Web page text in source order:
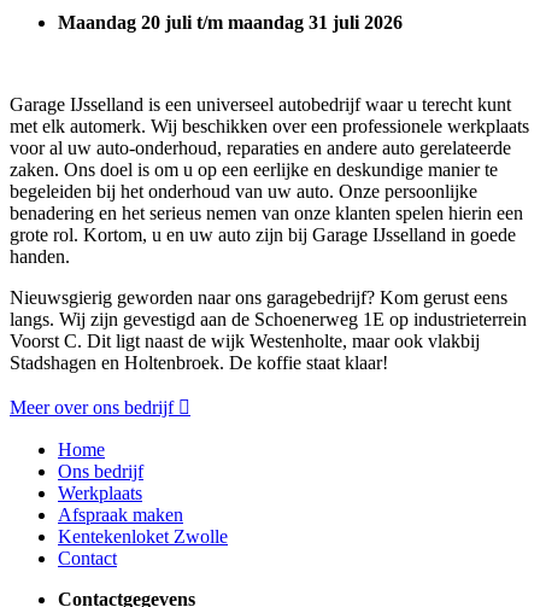
Maandag 20 juli t/m maandag 31 juli 2026
Garage IJsselland is een universeel autobedrijf waar u terecht kunt
met elk automerk. Wij beschikken over een professionele werkplaats
voor al uw auto-onderhoud, reparaties en andere auto gerelateerde
zaken. Ons doel is om u op een eerlijke en deskundige manier te
begeleiden bij het onderhoud van uw auto. Onze persoonlijke
benadering en het serieus nemen van onze klanten spelen hierin een
grote rol. Kortom, u en uw auto zijn bij Garage IJsselland in goede
handen.
Nieuwsgierig geworden naar ons garagebedrijf? Kom gerust eens
langs. Wij zijn gevestigd aan de Schoenerweg 1E op industrieterrein
Voorst C. Dit ligt naast de wijk Westenholte, maar ook vlakbij
Stadshagen en Holtenbroek. De koffie staat klaar!
Meer over ons bedrijf
Home
Ons bedrijf
Werkplaats
Afspraak maken
Kentekenloket Zwolle
Contact
Contactgegevens